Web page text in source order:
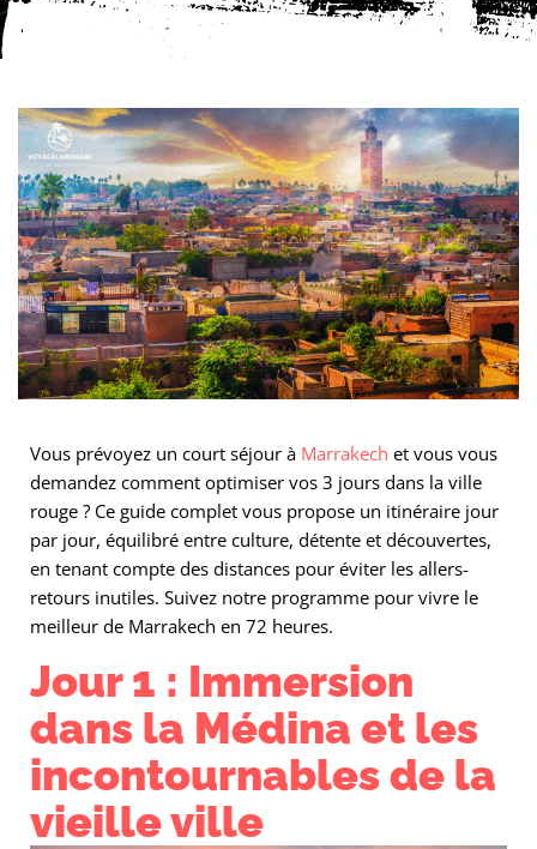
Vous prévoyez un court séjour à Marrakech et vous vous
demandez comment optimiser vos 3 jours dans la ville
rouge ? Ce guide complet vous propose un itinéraire jour
par jour, équilibré entre culture, détente et découvertes,
en tenant compte des distances pour éviter les allers-
retours inutiles. Suivez notre programme pour vivre le
meilleur de Marrakech en 72 heures.
Jour 1 : Immersion
dans la Médina et les
incontournables de la
vieille ville